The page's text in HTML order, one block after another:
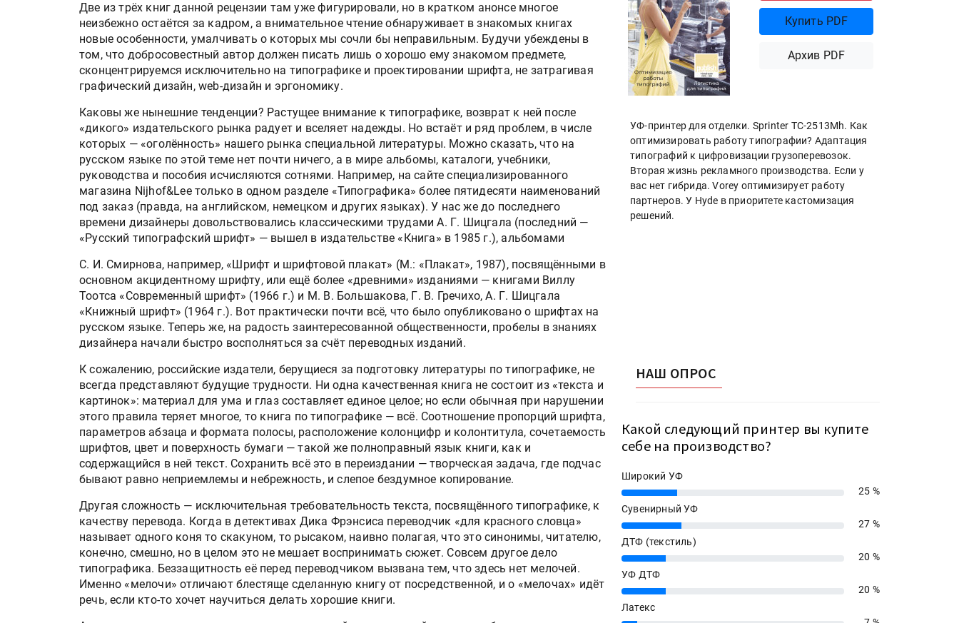
Две из трёх книг данной рецензии там уже фигурировали, но в кратком анонсе многое
неизбежно остаётся за кадром, а внимательное чтение обнаруживает в знакомых книгах
новые особенности, умалчивать о которых мы сочли бы неправильным. Будучи убеждены в
том, что добросовестный автор должен писать лишь о хорошо ему знакомом предмете,
сконцентрируемся исключительно на типографике и проектировании шрифта, не затрагивая
графический дизайн, web-дизайн и эргономику.
Каковы же нынешние тенденции? Растущее внимание к типографике, возврат к ней после
«дикого» издательского рынка радует и вселяет надежды. Но встаёт и ряд проблем, в числе
которых — «оголённость» нашего рынка специальной литературы. Можно сказать, что на
русском языке по этой теме нет почти ничего, а в мире альбомы, каталоги, учебники,
руководства и пособия исчисляются сотнями. Например, на сайте специализированного
магазина Nijhof&Lee только в одном разделе «Типографика» более пятидесяти наименований
под заказ (правда, на английском, немецком и других языках). У нас же до последнего
времени дизайнеры довольствовались классическими трудами А. Г. Шицгала (последний —
«Русский типографский шрифт» — вышел в издательстве «Книга» в 1985 г.), альбомами
С. И. Смирнова, например, «Шрифт и шрифтовой плакат» (М.: «Плакат», 1987), посвящёнными в
основном акцидентному шрифту, или ещё более «древними» изданиями — книгами Виллу
Тоотса «Современный шрифт» (1966 г.) и М. В. Большакова, Г. В. Гречихо, А. Г. Шицгала
«Книжный шрифт» (1964 г.). Вот практически почти всё, что было опубликовано о шрифтах на
русском языке. Теперь же, на радость заинтересованной общественности, пробелы в знаниях
дизайнера начали быстро восполняться за счёт переводных изданий.
К сожалению, российские издатели, берущиеся за подготовку литературы по типографике, не
всегда представляют будущие трудности. Ни одна качественная книга не состоит из «текста и
картинок»: материал для ума и глаз составляет единое целое; но если обычная при нарушении
этого правила теряет многое, то книга по типографике — всё. Соотношение пропорций шрифта,
параметров абзаца и формата полосы, расположение колонцифр и колонтитула, сочетаемость
шрифтов, цвет и поверхность бумаги — такой же полноправный язык книги, как и
содержащийся в ней текст. Сохранить всё это в переиздании — творческая задача, где подчас
бывают равно неприемлемы и небрежность, и слепое бездумное копирование.
Другая сложность — исключительная требовательность текста, посвящённого типографике, к
качеству перевода. Когда в детективах Дика Фрэнсиса переводчик «для красного словца»
называет одного коня то скакуном, то рысаком, наивно полагая, что это синонимы, читателю,
конечно, смешно, но в целом это не мешает воспринимать сюжет. Совсем другое дело
типографика. Беззащитность её перед переводчиком вызвана тем, что здесь нет мелочей.
Именно «мелочи» отличают блестяще сделанную книгу от посредственной, и о «мелочах» идёт
речь, если кто-то хочет научиться делать хорошие книги.
Купить PDF
Архив PDF
УФ-принтер для отделки. Sprinter ТС-2513Mh. Как
оптимизировать работу типографии? Адаптация
типографий к цифровизации грузоперевозок.
Вторая жизнь рекламного производства. Если у
вас нет гибрида. Vorey оптимизирует работу
партнеров. У Hyde в приоритете кастомизация
решений.
НАШ ОПРОС
Какой следующий принтер вы купите
себе на производство?
Широкий УФ
25%
25 %
Сувенирный УФ
27%
27 %
ДТФ (текстиль)
20%
20 %
УФ ДТФ
20%
20 %
Латекс